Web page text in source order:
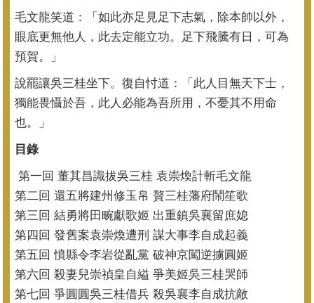
毛文龍笑道：「如此亦足見足下志氣，除本帥以外，
眼底更無他人， 此去定能立功。足下飛騰有日，可為
預賀。」
說罷讓吳三桂坐下。復自忖道：「此人目無天下士，
獨能畏懾於吾， 此人必能為吾所用，不憂其不用命
也。」
目錄
第一回 董其昌識拔吳三桂 袁崇煥計斬毛文龍
第二回 還五將建州修玉帛 贅三桂藩府鬧笙歌
第三回 結勇將田畹獻歌姬 出重鎮吳襄留庶媳
第四回 發舊案袁崇煥遭刑 謀大事李自成起義
第五回 憤縣令李岩從亂黨 破神京闖逆擄圓姬
第六回 殺妻兒崇禎皇自縊 爭美姬吳三桂哭師
第七回 爭圓圓吳三桂借兵 殺吳襄李自成抗敵